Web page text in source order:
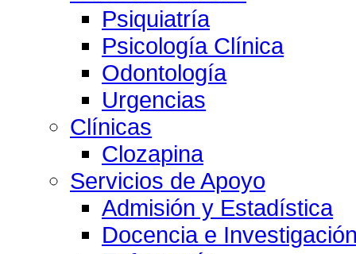
Psiquiatría
Psicología Clínica
Odontología
Urgencias
Clínicas
Clozapina
Servicios de Apoyo
Admisión y Estadística
Docencia e